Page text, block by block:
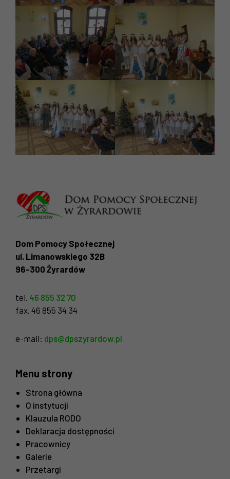
Dom Pomocy Społecznej
ul. Limanowskiego 32B
96-300 Żyrardów
tel. 46 855 32 70
fax. 46 855 34 34
e-mail: dps@dpszyrardow.pl
Menu strony
Strona główna
O instytucji
Klauzula RODO
Deklaracja dostępności
Pracownicy
Galerie
Przetargi